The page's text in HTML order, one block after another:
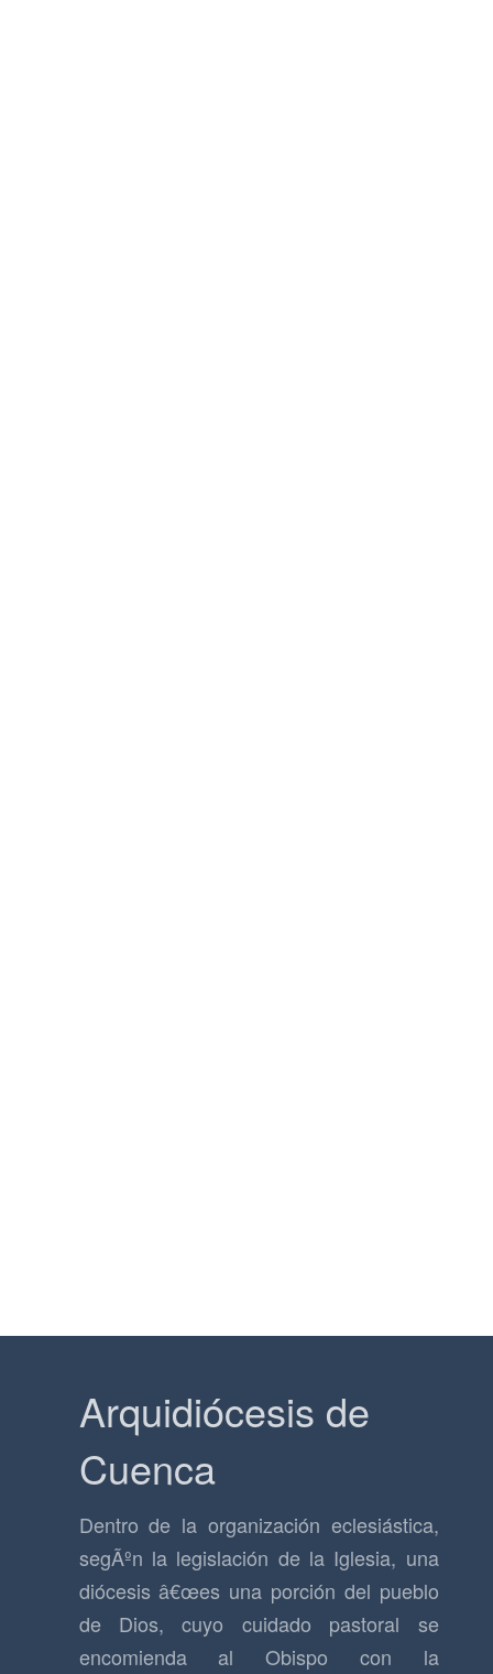
Arquidiócesis de
Cuenca
Dentro de la organización eclesiástica,
segÃºn la legislación de la Iglesia, una
diócesis â€œes una porción del pueblo
de Dios, cuyo cuidado pastoral se
encomienda al Obispo con la